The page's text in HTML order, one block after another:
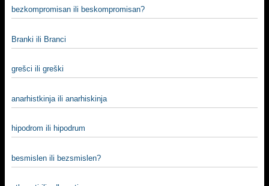
bezkompromisan ili beskompromisan?
Branki ili Branci
grešci ili greški
anarhistkinja ili anarhiskinja
hipodrom ili hipodrum
besmislen ili bezsmislen?